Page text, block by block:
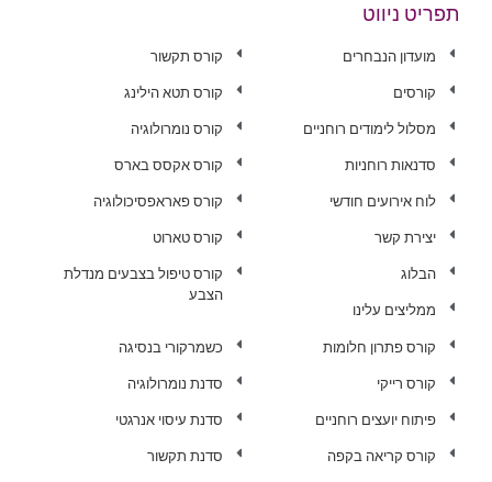
תפריט ניווט
מועדון הנבחרים
קורסים
מסלול לימודים רוחניים
סדנאות רוחניות
לוח אירועים חודשי
יצירת קשר
הבלוג
ממליצים עלינו
קורס תקשור
קורס תטא הילינג
קורס נומרולוגיה
קורס אקסס בארס
קורס פאראפסיכולוגיה
קורס טארוט
קורס טיפול בצבעים מנדלת
הצבע
קורס פתרון חלומות
קורס רייקי
פיתוח יועצים רוחניים
קורס קריאה בקפה
כשמרקורי בנסיגה
סדנת נומרולוגיה
סדנת עיסוי אנרגטי
סדנת תקשור